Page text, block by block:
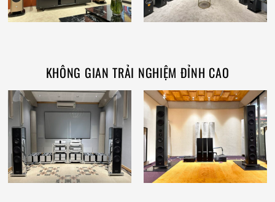
KHÔNG GIAN TRẢI NGHIỆM ĐỈNH CAO